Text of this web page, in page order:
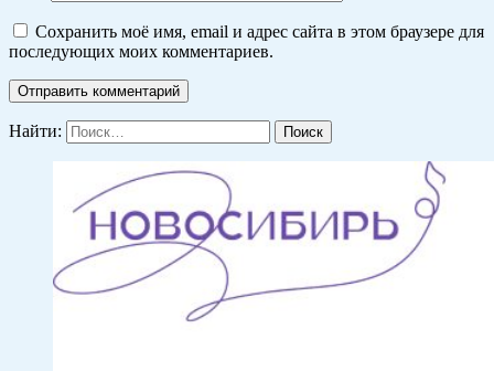
Сохранить моё имя, email и адрес сайта в этом браузере для
последующих моих комментариев.
Найти: